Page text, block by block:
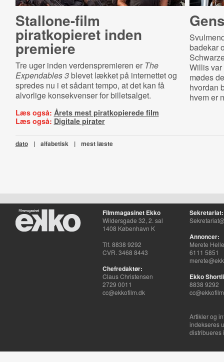
Stallone-film
piratkopieret inden
premiere
Tre uger inden verdenspremieren er The
Expendables 3blevet lækket på internettet og
spredes nu i et sådant tempo, at det kan få
alvorlige konsekvenser for billetsalget.
Læs også: Årets mest piratkopierede film
Læs også: Digitale pirater
badekar
Willis var
mødes
hvordan
hvem er
dato | alfabetisk | mest læste
Filmmagasinet Ekko
Wildersgade 32, 2. sal
1408 København K
Tlf. 8838 9292
CVR. 3468 8443
Chefredaktør:
Claus Christensen
2729 0011
cc@ekkofilm.dk
Sekretariat:
Annoncer:
Merete
6111 5851
Ekko
8838 9292
Artikler og
indekseres
distribueres